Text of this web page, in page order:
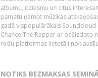
albumu, dziesmu un citus
pamatu ņemot mūzikas
gadā vispopulārākais
Chance The Rapper ar pašizdoto
reižu platformas lietotāji
NOTIKS BEZMAKSAS